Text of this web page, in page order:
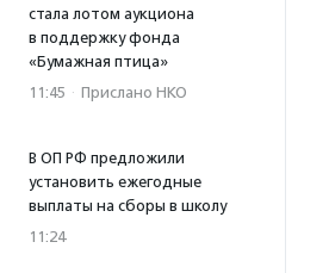
стала лотом аукциона
в поддержку фонда
«Бумажная птица»
11:45 · Прислано НКО
В ОП РФ предложили
установить ежегодные
выплаты на сборы в школу
11:24